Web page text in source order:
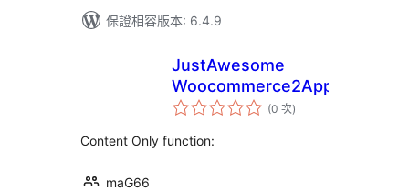
保證相容版本: 6.4.9
JustAwesome
Woocommerce2App
(0 次評
分)
Content Only function:
maG66